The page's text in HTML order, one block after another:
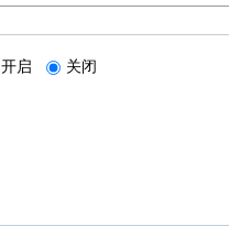
开启 关闭